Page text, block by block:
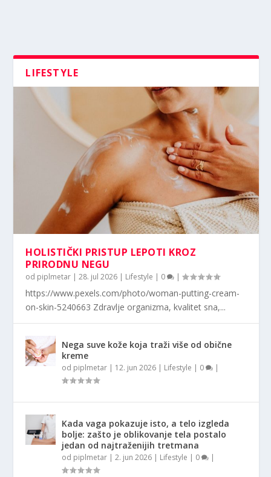
LIFESTYLE
HOLISTIČKI PRISTUP LEPOTI KROZ
PRIRODNU NEGU
od piplmetar |28. jul 2026 | Lifestyle | 0 |
https://www.pexels.com/photo/woman-putting-cream-
on-skin-5240663 Zdravlje organizma, kvalitet sna,...
Nega suve kože koja traži više od obične
kreme
od piplmetar | 12. jun 2026 | Lifestyle | 0 |
Kada vaga pokazuje isto, a telo izgleda
bolje: zašto je oblikovanje tela postalo
jedan od najtraženijih tretmana
od piplmetar |2. jun 2026 | Lifestyle | 0 |